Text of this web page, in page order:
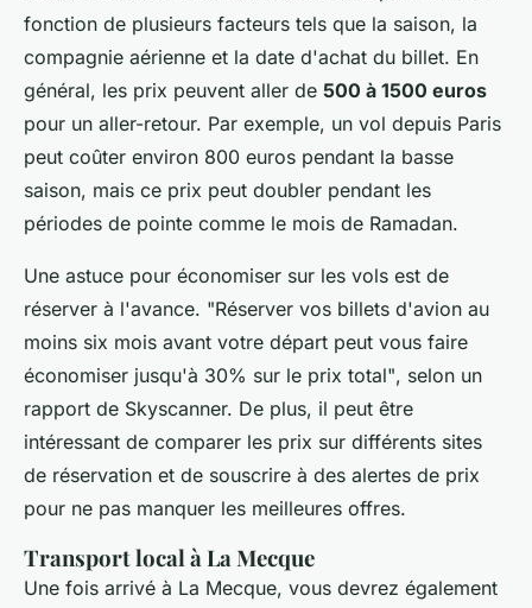
fonction de plusieurs facteurs tels que la saison, la
compagnie aérienne et la date d'achat du billet. En
général, les prix peuvent aller de 500 à 1500 euros
pour un aller-retour. Par exemple, un vol depuis Paris
peut coûter environ 800 euros pendant la basse
saison, mais ce prix peut doubler pendant les
périodes de pointe comme le mois de Ramadan.
Une astuce pour économiser sur les vols est de
réserver à l'avance. "Réserver vos billets d'avion au
moins six mois avant votre départ peut vous faire
économiser jusqu'à 30% sur le prix total", selon un
rapport de Skyscanner. De plus, il peut être
intéressant de comparer les prix sur différents sites
de réservation et de souscrire à des alertes de prix
pour ne pas manquer les meilleures offres.
Transport local à La Mecque
Une fois arrivé à La Mecque, vous devrez également